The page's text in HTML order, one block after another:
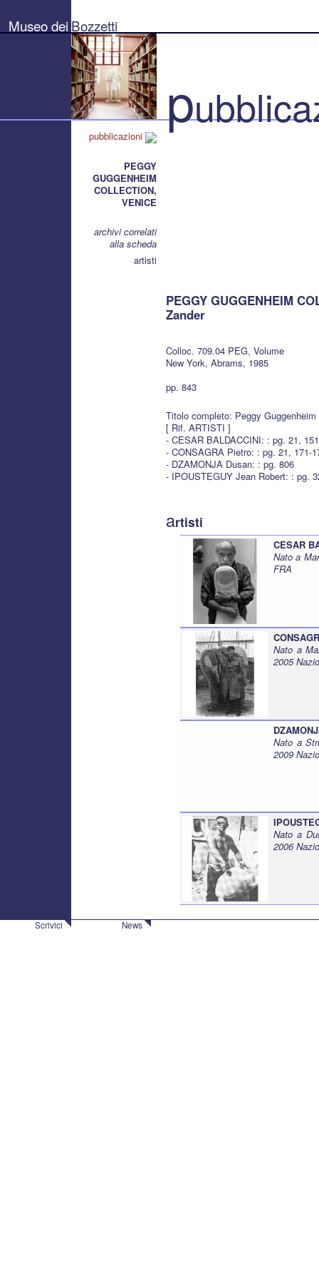
Bozzetti
"Pierluigi
Museo dei Bozzetti
pubblicazioni
PEGGY
GUGGENHEIM
COLLECTION,
VENICE
archivi correlati
alla scheda
artisti
p
PEGGY GUGGENHEIM
Zander
Colloc. 709.04 PEG, Volume
New York, Abrams, 1985
pp. 843
Titolo completo: Peggy
[ Rif. ARTISTI ]
- CESAR BALDACCINI: : pg. 21,
- CONSAGRA Pietro: : pg. 21, 171-
- DZAMONJA Dusan: : pg. 806
- IPOUSTEGUY Jean Robert: : pg.
artisti
CESAR
Nato a
FRA
Nato a
2005
Nato a
2009
Nato a
2006
Scrivici News